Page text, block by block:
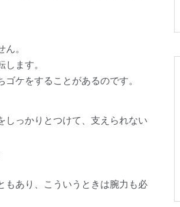
。
ます。
ケをすることがあるのです。
しっかりとつけて、支えられない
もあり、こういうときは腕力も必